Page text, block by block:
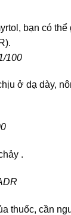
bạn có thể
100
ở dạ dày,
.
thuốc, cần